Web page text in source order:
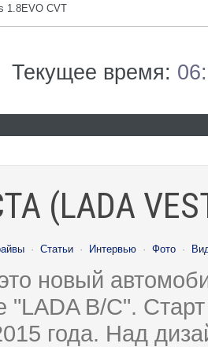
1.8EVO CVT
Текущее время:
(LADA
· Статьи · Интервью · Фото ·
новый
B/C".
года. Над